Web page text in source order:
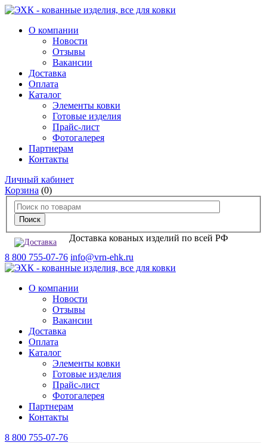
О компании
Новости
Отзывы
Вакансии
Доставка
Оплата
Каталог
Элементы ковки
Готовые изделия
Прайс-лист
Фотогалерея
Партнерам
Контакты
Личный кабинет
Корзина (0)
Доставка кованых изделий по всей РФ
8 800 755-07-76 info@vrn-ehk.ru
О компании
Новости
Отзывы
Вакансии
Доставка
Оплата
Каталог
Элементы ковки
Готовые изделия
Прайс-лист
Фотогалерея
Партнерам
Контакты
8 800 755-07-76